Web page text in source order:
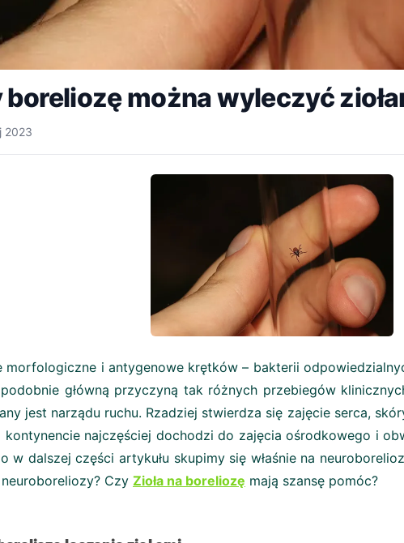
boreliozę można wyleczyć
2023
morfologiczne i antygenowe krętków – bakterii
główną przyczyną tak różnych przebiegów
jest narządu ruchu. Rzadziej stwierdza się zajęcie serca,
kontynencie najczęściej dochodzi do zajęcia ośrodkowego i
w dalszej części artykułu skupimy się właśnie na
neuroboreliozy? Czy Zioła na boreliozę mają szansę pomóc?